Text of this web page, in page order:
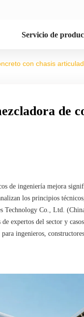
Servicio de
con chasis
de
de ingeniería mejora
los principios
Technology Co., Ltd.
expertos del sector y
ingenieros,